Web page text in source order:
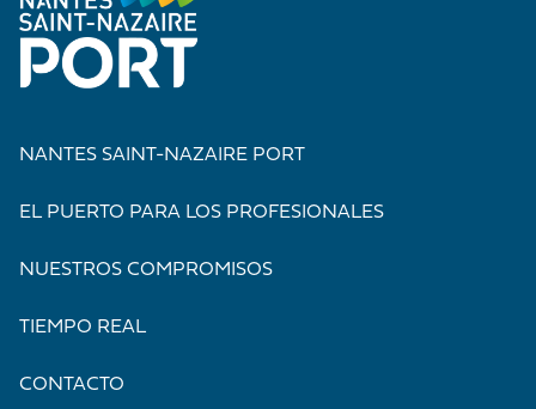
NANTES SAINT-NAZAIRE PORT
EL PUERTO PARA LOS PROFESIONALES
NUESTROS COMPROMISOS
TIEMPO REAL
CONTACTO